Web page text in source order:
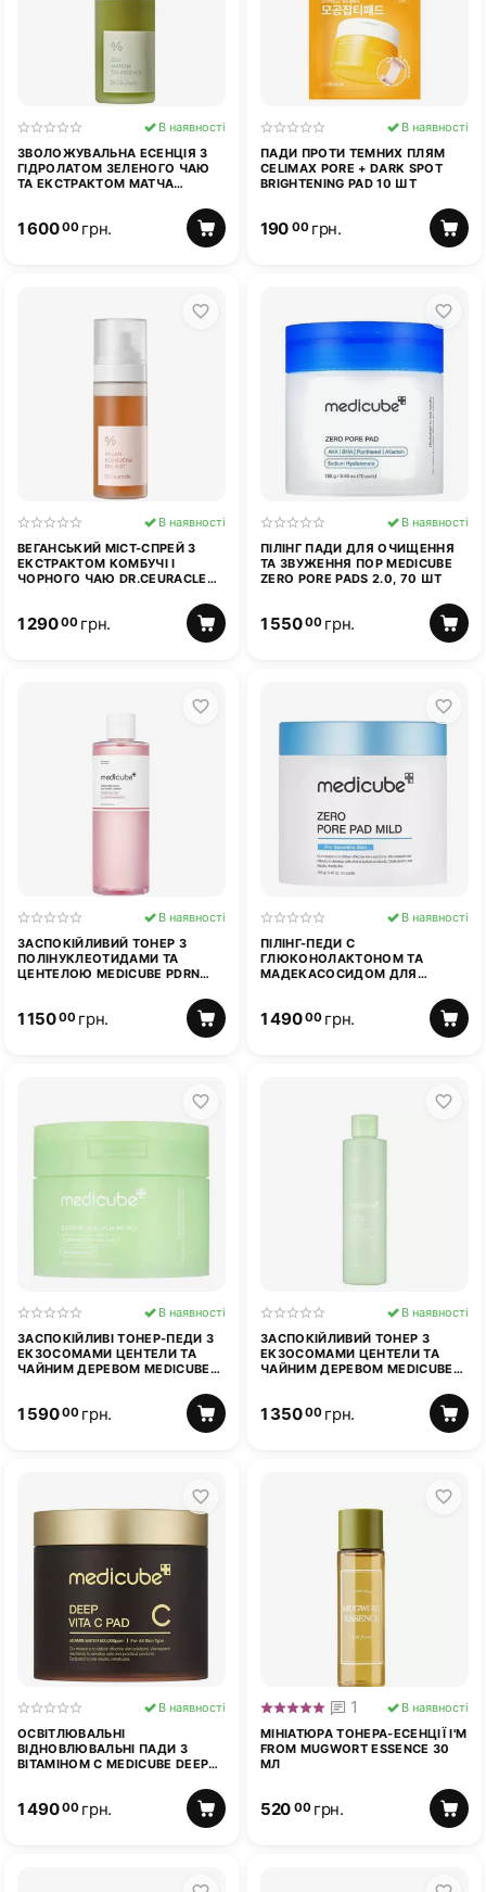
ЗВОЛОЖУВАЛЬНА ЕСЕНЦІЯ З
ГІДРОЛАТОМ ЗЕЛЕНОГО ЧАЮ
ТА ЕКСТРАКТОМ МАТЧА
В наявності
1 600 00 грн.
ПАДИ ПРОТИ ТЕМНИХ ПЛЯМ
CELIMAX PORE + DARK SPOT
BRIGHTENING PAD 10 ШТ
В наявності
190 00 грн.
ВЕГАНСЬКИЙ МІСТ-СПРЕЙ З
ЕКСТРАКТОМ КОМБУЧІ І
ЧОРНОГО ЧАЮ DR.CEURACLE
В наявності
1 290 00 грн.
ПІЛІНГ ПАДИ ДЛЯ ОЧИЩЕННЯ
ТА ЗВУЖЕННЯ ПОР MEDICUBE
ZERO PORE PADS 2.0, 70 ШТ
В наявності
1 550 00 грн.
ЗАСПОКІЙЛИВИЙ ТОНЕР З
ПОЛІНУКЛЕОТИДАМИ ТА
ЦЕНТЕЛОЮ MEDICUBE PDRN
В наявності
1 150 00 грн.
ПІЛІНГ-ПЕДИ С
ГЛЮКОНОЛАКТОНОМ ТА
МАДЕКАСОСИДОМ ДЛЯ
ZERO PORE PAD MILD 70 ШТ
В наявності
1 490 00 грн.
ЗАСПОКІЙЛИВІ ТОНЕР-ПЕДИ З
ЕКЗОСОМАМИ ЦЕНТЕЛИ ТА
ЧАЙНИМ ДЕРЕВОМ MEDICUBE
В наявності
1 590 00 грн.
ЗАСПОКІЙЛИВИЙ ТОНЕР З
ЕКЗОСОМАМИ ЦЕНТЕЛИ ТА
ЧАЙНИМ ДЕРЕВОМ MEDICUBE
В наявності
1 350 00 грн.
ОСВІТЛЮВАЛЬНІ
ВІДНОВЛЮВАЛЬНІ ПАДИ З
ВІТАМІНОМ C MEDICUBE DEEP
В наявності
1 490 00 грн.
МІНІАТЮРА ТОНЕРА-ЕСЕНЦІЇ I'M
FROM MUGWORT ESSENCE 30
МЛ
1 В наявності
520 00 грн.